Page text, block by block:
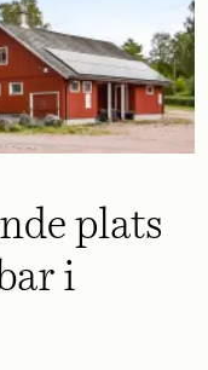
plats
i